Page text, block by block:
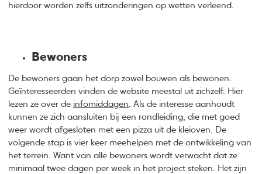
hierdoor worden zelfs uitzonderingen op wetten verleend.
Bewoners
De bewoners gaan het dorp zowel bouwen als bewonen.
Geïnteresseerden vinden de website meestal uit zichzelf. Hier
lezen ze over de infomiddagen. Als de interesse aanhoudt
kunnen ze zich aansluiten bij een rondleiding, die met goed
weer wordt afgesloten met een pizza uit de kleioven. De
volgende stap is vier keer meehelpen met de ontwikkeling van
het terrein. Want van alle bewoners wordt verwacht dat ze
minimaal twee dagen per week in het project steken. Het zijn